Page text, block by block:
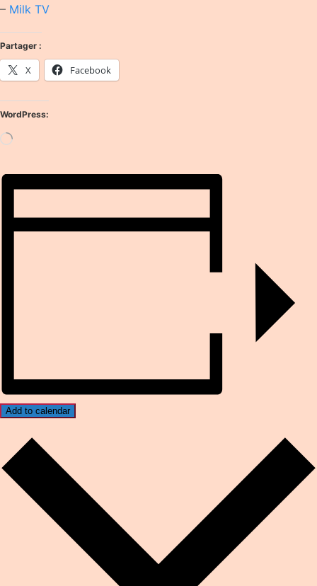
– Milk TV
Partager :
X Facebook
WordPress:
Add to calendar